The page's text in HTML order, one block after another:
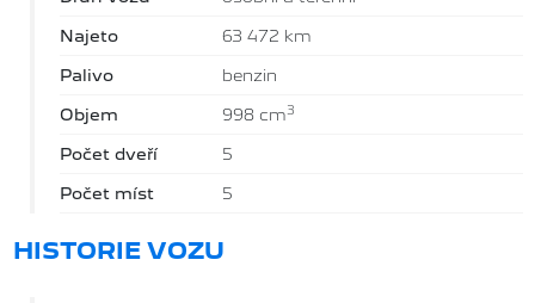
Najeto 63 472 km
Palivo benzin
Objem 998 cm3
Počet dveří 5
Počet míst 5
HISTORIE VOZU